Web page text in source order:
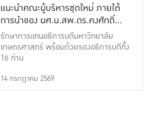
แนะนำคณะผู้บริหารชุดใหม่ ภายใต้
การนำของ ผศ.น.สพ.ดร.คงศักดิ์
เที่ยงธรรม
รักษาการแทนอธิการบดีมหาวิทยาลัย
เกษตรศาสตร์ พร้อมด้วยรองอธิการบดีทั้ง
16 ท่าน
14 กรกฎาคม 2569